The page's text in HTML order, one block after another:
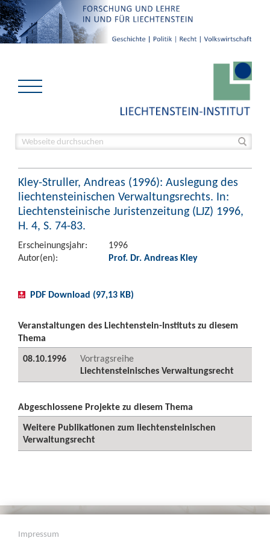
Kley-Struller, Andreas (1996): Auslegung des
liechtensteinischen Verwaltungsrechts. In:
Liechtensteinische Juristenzeitung (LJZ) 1996,
H. 4, S. 74-83.
Erscheinungsjahr:
1996
Autor(en):
Prof. Dr. Andreas Kley
PDF Download (97,13 KB)
Veranstaltungen des Liechtenstein-Instituts zu diesem
Thema
08.10.1996
Vortragsreihe
Liechtensteinisches Verwaltungsrecht
Abgeschlossene Projekte zu diesem Thema
Weitere Publikationen zum liechtensteinischen
Verwaltungsrecht
Impressum